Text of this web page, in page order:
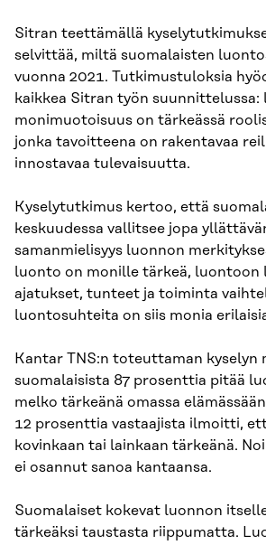
Sitran teettämällä
selvittää, miltä suomalaisten
vuonna 2021. Tutkimustuloksia
kaikkea Sitran työn suunnittelussa:
monimuotoisuus on tärkeässä
jonka tavoitteena on rakentavaa
innostavaa tulevaisuutta.​
Kyselytutkimus kertoo, että
keskuudessa vallitsee jopa
samanmielisyys luonnon
luonto on monille tärkeä, luontoon
ajatukset, tunteet ja toiminta
luontosuhteita on siis monia
Kantar TNS:n toteuttaman kyselyn
suomalaisista 87 prosenttia pitää
melko tärkeänä omassa
12 prosenttia vastaajista ilmoitti,
kovinkaan tai lainkaan tärkeänä.
ei osannut sanoa kantaansa.
Suomalaiset kokevat luonnon
tärkeäksi taustasta riippumatta.